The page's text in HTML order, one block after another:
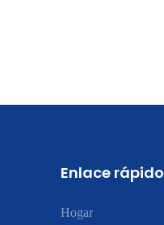
Enlace rápido
Hogar